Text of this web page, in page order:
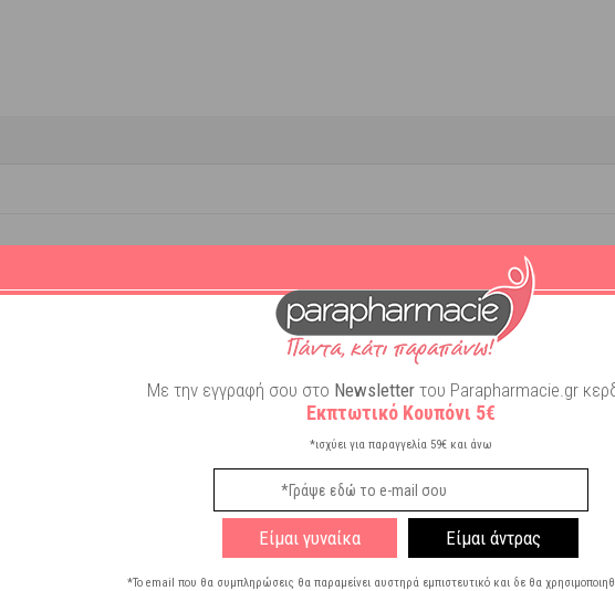
Με την εγγραφή σου στο Newsletter του Parapharmacie.gr
Εκπτωτικό Κουπόνι 5€
*ισχύει για παραγγελία 59€ και άνω
Είμαι γυναίκα Είμαι άντρας
*Το email που θα συμπληρώσεις θα παραμείνει αυστηρά εμπιστευτικό και δε θα